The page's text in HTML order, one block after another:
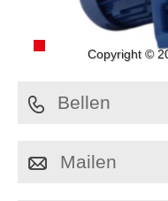
Copyright ©
Bellen
Mailen